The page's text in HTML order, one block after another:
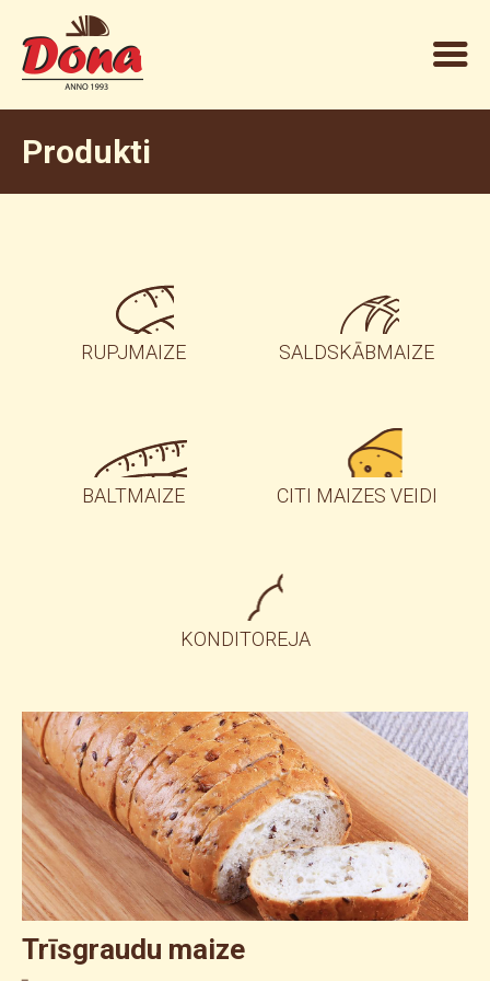
Produkti
RUPJMAIZE SALDSKĀBMAIZE
BALTMAIZE CITI MAIZES VEIDI
KONDITOREJA
Trīsgraudu maize